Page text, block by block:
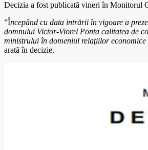
Decizia a fost publicată vineri în Monitorul
”Începând cu data intrării în vigoare a
domnului Victor-Viorel Ponta calitatea de
ministrului în domeniul relaţiilor economice
arată în decizie.